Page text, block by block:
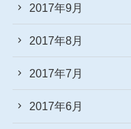
2017年9月
2017年8月
2017年7月
2017年6月